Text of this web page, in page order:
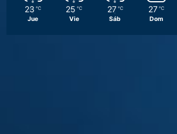
23 ℃
Jue
25 ℃
Vie
27 ℃
Sáb
27 ℃
Dom